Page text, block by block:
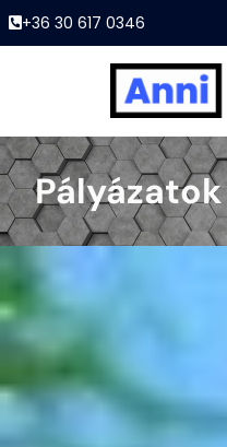
+36 30 617 0346
Pályázatok